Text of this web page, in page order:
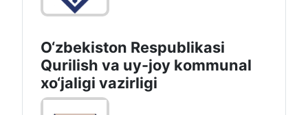
O‘zbekiston Respublikasi
Qurilish va uy-joy kommunal
xo‘jaligi vazirligi